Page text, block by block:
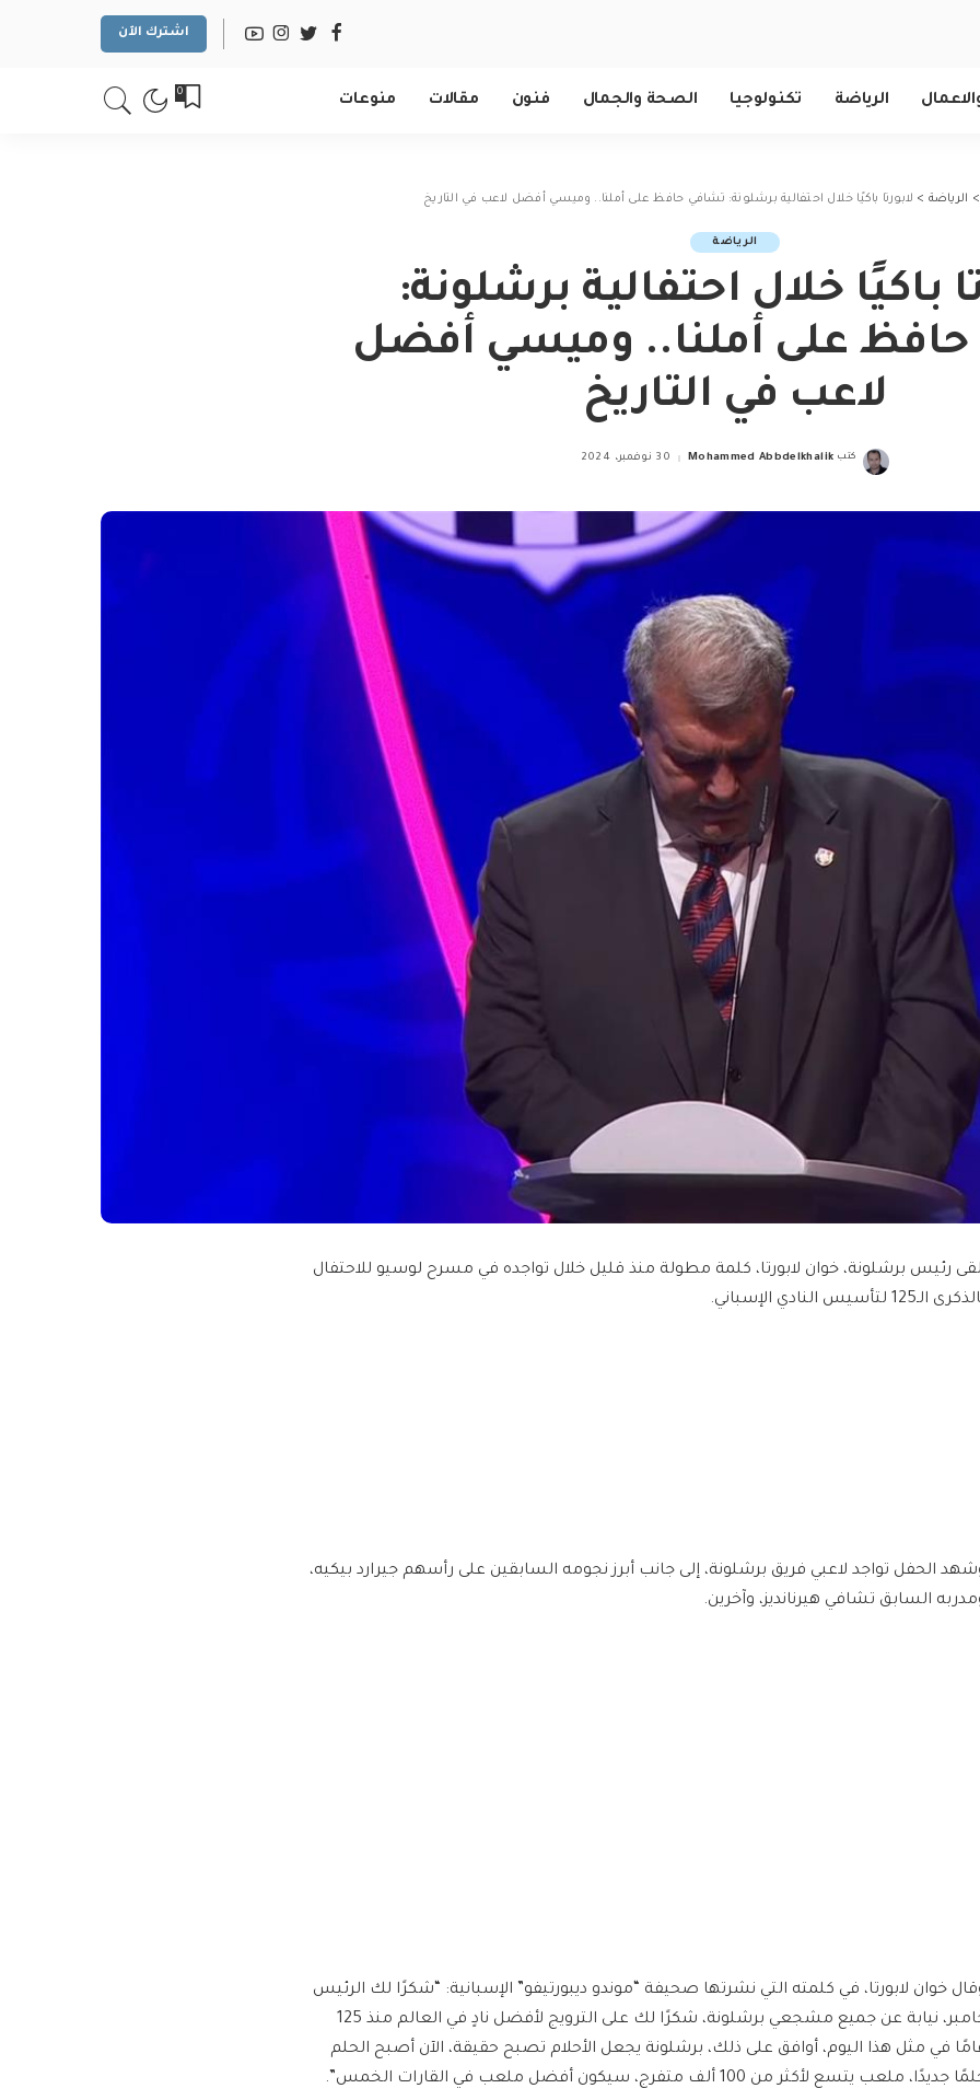
اشترك الآن
الرياضة تكنولوجيا الصحة والجمال فنون مقالات منوعات 0
> الرياضة > لابورتا باكيًا خلال احتفالية برشلونة: تشافي حافظ على أملنا.. وميسي أفضل لاعب في التاريخ
الرياضة
باكيًا خلال احتفالية برشلونة:
على أملنا.. وميسي أفضل
لاعب في التاريخ
Posted
كتب Mohammed Abbdelkhalik 30 نوفمبر، 2024
رئيس برشلونة، خوان لابورتا، كلمة مطولة منذ قليل خلال تواجده في مسرح لوسيو للاحتفال
الـ125 لتأسيس النادي الإسباني.
الحفل تواجد لاعبي فريق برشلونة، إلى جانب أبرز نجومه السابقين على رأسهم جيرارد بيكيه،
السابق تشافي هيرنانديز، وآخرين.
خوان لابورتا، في كلمته التي نشرتها صحيفة “موندو ديبورتيفو” الإسبانية: “شكرًا لك الرئيس
جامبر، نيابة عن جميع مشجعي برشلونة، شكرًا لك على الترويج لأفضل نادٍ في العالم منذ 125
في مثل هذا اليوم، أوافق على ذلك، برشلونة يجعل الأحلام تصبح حقيقة، الآن أصبح الحلم
جديدًا، ملعب يتسع لأكثر من 100 ألف متفرج، سيكون أفضل ملعب في القارات الخمس”.